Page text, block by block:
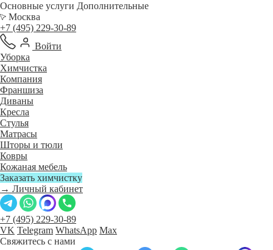
Основные услуги Дополнительные
Москва
+7 (495) 229-30-89
Войти
Уборка
Химчистка
Компания
Франшиза
Диваны
Кресла
Стулья
Матрасы
Шторы и тюли
Ковры
Кожаная мебель
Заказать химчистку
→ Личный кабинет
+7 (495) 229-30-89
VK Telegram WhatsApp Max
Свяжитесь с нами